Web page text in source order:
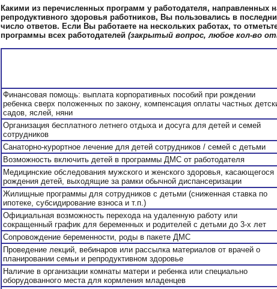
Какими из перечисленных программ у работодателя, направленных
репродуктивного здоровья работников, Вы пользовались в
число ответов. Если Вы работаете на нескольких работах, то
программы всех работодателей (закрытый вопрос, любое кол-во
Финансовая помощь: выплата корпоративных пособий при рождении
ребенка сверх положенных по закону, компенсация оплаты частных
садов, яслей, няни
Организация бесплатного летнего отдыха и досуга для детей и семей
сотрудников
Санаторно-курортное лечение для детей сотрудников / семей с детьми
Возможность включить детей в программы ДМС от работодателя
Медицинские обследования мужского и женского здоровья, касающегося
рождения детей, выходящие за рамки обычной диспансеризации
Жилищные программы для сотрудников с детьми (сниженная ставка по
ипотеке, субсидирование взноса и т.п.)
Официальная возможность перехода на удаленную работу или
сокращенный график для беременных и родителей с детьми до 3-х лет
Сопровождение беременности, роды в пакете ДМС
Проведение лекций, вебинаров или рассылка материалов от врачей о
планировании семьи и репродуктивном здоровье
Наличие в организации комнаты матери и ребенка или специально
оборудованного места для кормления младенцев